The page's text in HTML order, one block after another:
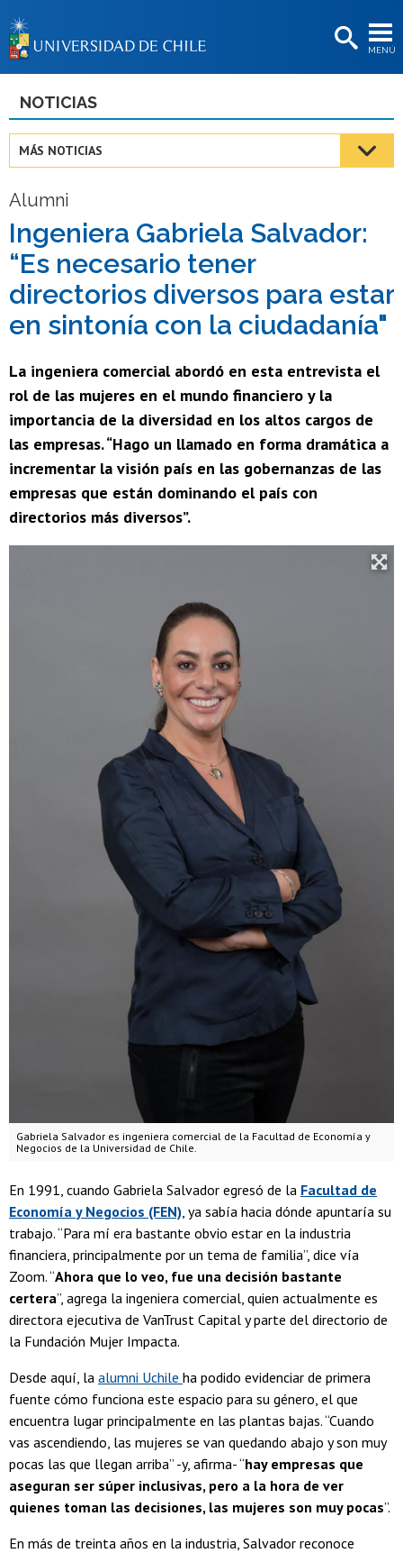
MENÚ
BIBLIOTECAS
Estudiantes
Funcionarias/os
Egresadas/os
NOTICIAS
MÁS NOTICIAS
Alumni
Ingeniera Gabriela Salvador:
“Es necesario tener
directorios diversos para estar
en sintonía con la ciudadanía"
La ingeniera comercial abordó en esta entrevista el
rol de las mujeres en el mundo financiero y la
importancia de la diversidad en los altos cargos de
las empresas. “Hago un llamado en forma dramática a
incrementar la visión país en las gobernanzas de las
empresas que están dominando el país con
directorios más diversos”.
Gabriela Salvador es ingeniera comercial de la Facultad de Economía y
Negocios de la Universidad de Chile.
En 1991, cuando Gabriela Salvador egresó de la Facultad de
Economía y Negocios (FEN) , ya sabía hacia dónde apuntaría su
trabajo. “Para mí era bastante obvio estar en la industria
financiera, principalmente por un tema de familia”, dice vía
Zoom. “Ahora que lo veo, fue una decisión bastante
certera”, agrega la ingeniera comercial, quien actualmente es
directora ejecutiva de VanTrust Capital y parte del directorio de
la Fundación Mujer Impacta.
Desde aquí, la alumni Uchile ha podido evidenciar de primera
fuente cómo funciona este espacio para su género, el que
encuentra lugar principalmente en las plantas bajas. “Cuando
vas ascendiendo, las mujeres se van quedando abajo y son muy
pocas las que llegan arriba” -y, afirma- “hay empresas que
aseguran ser súper inclusivas, pero a la hora de ver
quienes toman las decisiones, las mujeres son muy pocas”.
En más de treinta años en la industria, Salvador reconoce